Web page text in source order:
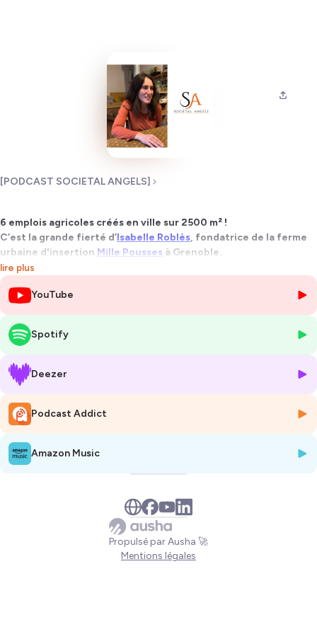
[PODCAST SOCIETAL ANGELS]
6 emplois agricoles créés en ville sur 2500 m² !
C’est la grande fierté d’Isabelle Roblès, fondatrice de la ferme
urbaine d'insertion Mille Pousses à Grenoble.
Créer une entreprise qui génère des emplois tout en s'inscrivant dans
le domaine de l'agro
Isabelle Roblès. Elle a su relever le défi de développer une activité
agricole sur des surfaces réduites, tout en conciliant rentabilité et
écologie. L'aventure de sa ferme Mille Pousses germe en 2018, pousse
Ingénieure agronome diplômée d'AgroParisTech, Isabelle Roblès s'est
spécialisée en agro économies notamment dans les agronomies
comparées avec une dimension internationale. Sa vocation ?
leur complexité. Elle explique :
paysans font ce qu'ils font et comment changer les politiques pour
Convaincue de l'importance d'établir un lien fort entre la science et les
pratiques agricoles, Isabelle s'intéresse à l'agro écologie, adaptée aux
spécificités locales dans le monde entier. Selon elle, cette approche
exige une compréhension approfondie des contextes, ce qui rend
chaque système agricole unique.
lire plus
YouTube
Spotify
Deezer
Podcast Addict
Amazon Music
Propulsé par Ausha 🚀
Mentions légales